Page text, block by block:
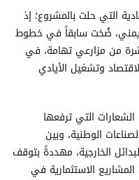
التي حلت بالمشروع؛ إذ
3.5 مليار ريال يمني، ضُخت سابقاً في خطوط
من مزارعي تهامة، في
وتشغيل الأيادي
التي ترفعها
الوطنية، وبين
الخارجية، مهددةً بتوقف
الاستثمارية في